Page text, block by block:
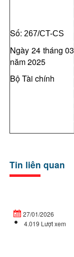
Số:267/CT-CS
Ngày 24 tháng 03
năm 2025
Bộ Tài chính
Tin liên quan
27/01/2026
4.019 Lượt xem